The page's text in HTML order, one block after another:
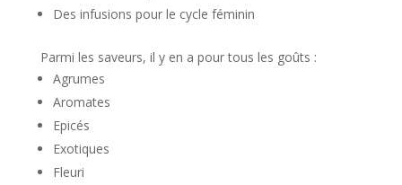
Des infusions pour le cycle féminin
Parmi les saveurs, il y en a pour tous les goûts :
Agrumes
Aromates
Epicés
Exotiques
Fleuri